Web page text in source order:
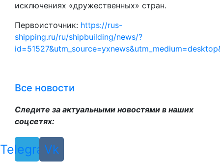
исключениях «дружественных» стран.
Первоисточник: https://rus-
shipping.ru/ru/shipbuilding/news/?
Все новости
Следите за актуальными новостями в наших
соцсетях:
Telegram
Vk